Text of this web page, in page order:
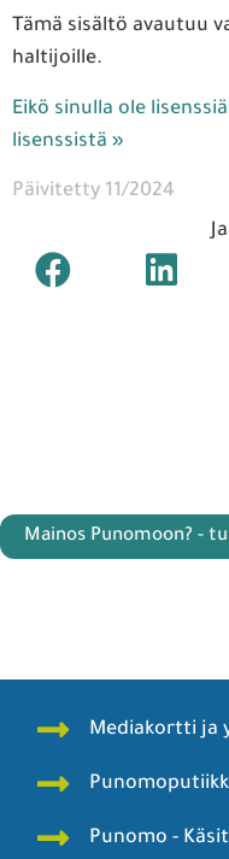
Tämä sisältö avautuu
haltijoille.
Eikö sinulla ole
lisenssistä »
Päivitetty 11/2024
Mainos Punomoon? -
Mediakortti ja
Punomo -